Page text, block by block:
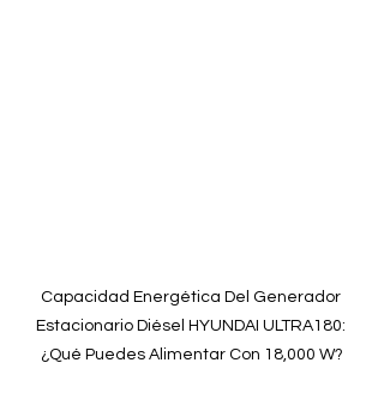
Capacidad Energética Del Generador
Estacionario Diésel HYUNDAI ULTRA180:
¿Qué Puedes Alimentar Con 18,000 W?